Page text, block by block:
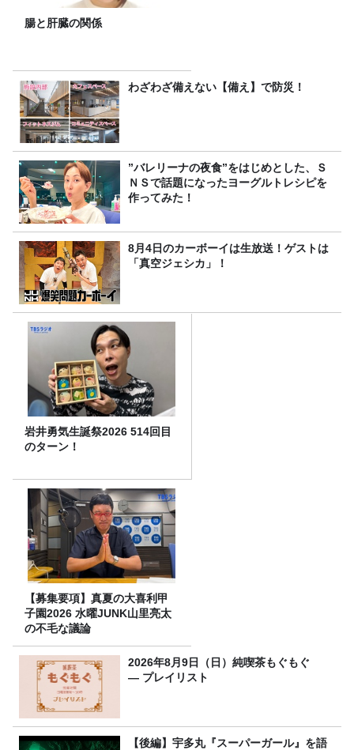
腸と肝臓の関係
わざわざ備えない【備え】で防災！
”バレリーナの夜食”をはじめとした、Ｓ
ＮＳで話題になったヨーグルトレシピを
作ってみた！
8月4日のカーボーイは生放送！ゲストは
「真空ジェシカ」！
岩井勇気生誕祭2026 514回目
のターン！
【募集要項】真夏の大喜利甲
子園2026 水曜JUNK山里亮太
の不毛な議論
2026年8月9日（日）純喫茶もぐもぐ
― プレイリスト
【後編】宇多丸『スーパーガール』を語